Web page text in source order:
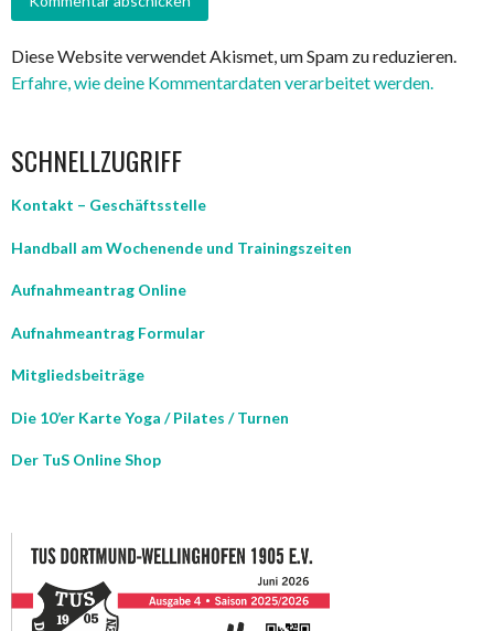
Diese Website verwendet Akismet, um Spam zu reduzieren.
Erfahre, wie deine Kommentardaten verarbeitet werden.
SCHNELLZUGRIFF
Kontakt – Geschäftsstelle
Handball am Wochenende und Trainingszeiten
Aufnahmeantrag Online
Aufnahmeantrag Formular
Mitgliedsbeiträge
Die 10’er Karte Yoga / Pilates / Turnen
Der TuS Online Shop